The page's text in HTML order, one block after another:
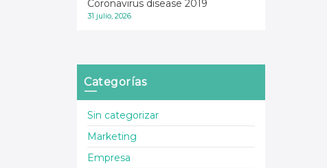
Coronavirus disease 2019
31 julio, 2026
Categorías
Sin categorizar
Marketing
Empresa